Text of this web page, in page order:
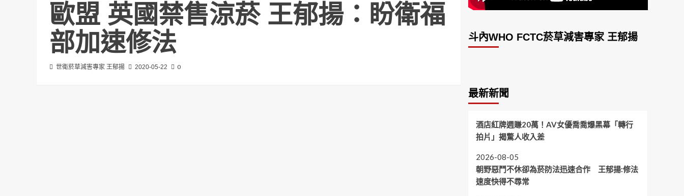
歐盟 英國禁售涼菸 王郁揚：盼衛福
部加速修法
世衛菸草減害專家 王郁揚 2020-05-22 0
斗內WHO FCTC菸草減害專家 王郁揚
最新新聞
酒店紅牌週賺20萬！AV女優喬喬爆黑幕「轉行
拍片」揭驚人收入差
2026-08-05
朝野惡鬥不休卻為菸防法迅速合作 王郁揚:修法
速度快得不尋常